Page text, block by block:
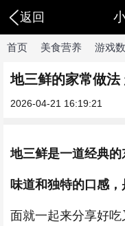
返回
首页 美食营养 游戏
地三鲜的家常做
2026-04-21 16:19:21
地三鲜是一道经典
味道和独特的口感，
面就一起来分享好吃